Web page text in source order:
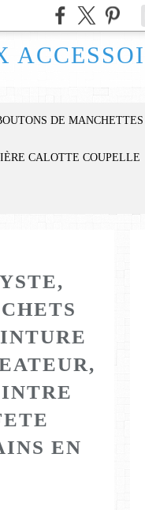
DE MANCHETTES
CALOTTE COUPELLE
EN